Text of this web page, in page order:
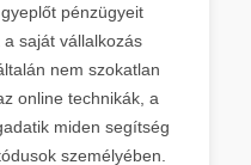
pénzügyeit
saját vállalkozás
nem szokatlan
online technikák, a
miden segítség
személyében.